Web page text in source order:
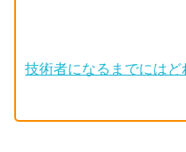
技術者になるまでにはど